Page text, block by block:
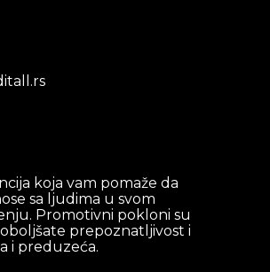
koja vam pomaže da
sa ljudima u svom
Promotivni pokloni su
prepoznatljivost i
i preduzeća.